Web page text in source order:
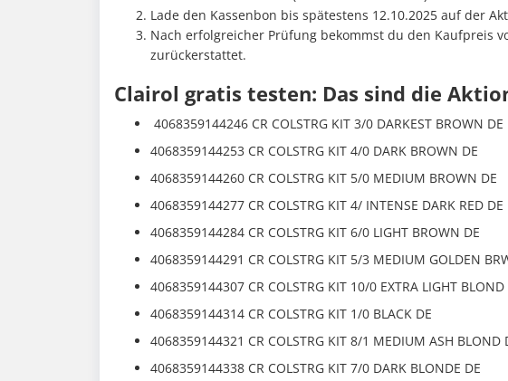
Lade den Kassenbon bis spätestens 12.10.2025 auf der
Nach erfolgreicher Prüfung bekommst du den Kaufpreis
zurückerstattet.
Clairol gratis testen: Das sind die
4068359144246 CR COLSTRG KIT 3/0 DARKEST BROWN DE
4068359144253 CR COLSTRG KIT 4/0 DARK BROWN DE
4068359144260 CR COLSTRG KIT 5/0 MEDIUM BROWN DE
4068359144277 CR COLSTRG KIT 4/ INTENSE DARK RED DE
4068359144284 CR COLSTRG KIT 6/0 LIGHT BROWN DE
4068359144291 CR COLSTRG KIT 5/3 MEDIUM GOLDEN
4068359144307 CR COLSTRG KIT 10/0 EXTRA LIGHT BLOND
4068359144314 CR COLSTRG KIT 1/0 BLACK DE
4068359144321 CR COLSTRG KIT 8/1 MEDIUM ASH BLOND
4068359144338 CR COLSTRG KIT 7/0 DARK BLONDE DE